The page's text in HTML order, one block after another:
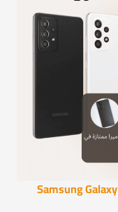
مواصفات و سعر موبايل سامسونج Samsung Galaxy